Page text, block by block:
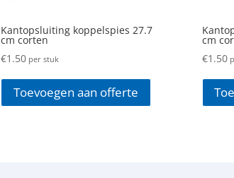
Kantopsluiting koppelspies 27.7
cm corten
€1.50per stuk
Toevoegen aan offerte
cm
€1.50